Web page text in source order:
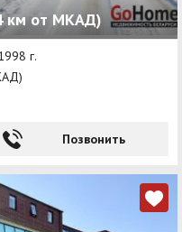
км от МКАД)
г.
Позвонить